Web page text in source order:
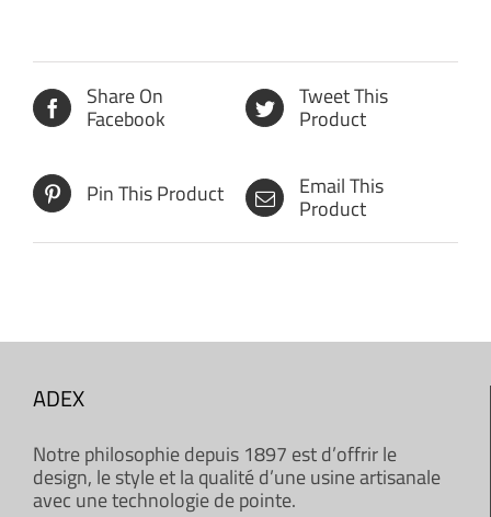
Share On
Facebook
Tweet This
Product
Pin This Product Email This
Product
ADEX
Notre philosophie depuis 1897 est d’offrir le
design, le style et la qualité d’une usine artisanale
avec une technologie de pointe.